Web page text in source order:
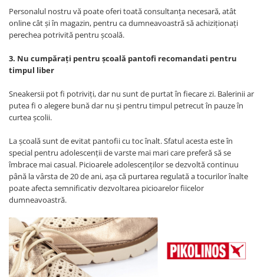
Personalul nostru vă poate oferi toată consultanța necesară, atât
online cât și în magazin, pentru ca dumneavoastră să achiziționați
perechea potrivită pentru școală.
3. Nu cumpăraţi pentru şcoală pantofi recomandati pentru
timpul liber
Sneakersii pot fi potriviţi, dar nu sunt de purtat în fiecare zi. Balerinii ar
putea fi o alegere bună dar nu şi pentru timpul petrecut în pauze în
curtea şcolii.
La școală sunt de evitat pantofii cu toc înalt. Sfatul acesta este în
special pentru adolescenții de varste mai mari care preferă să se
îmbrace mai casual. Picioarele adolescenților se dezvoltă continuu
până la vârsta de 20 de ani, așa că purtarea regulată a tocurilor înalte
poate afecta semnificativ dezvoltarea picioarelor fiicelor
dumneavoastră.